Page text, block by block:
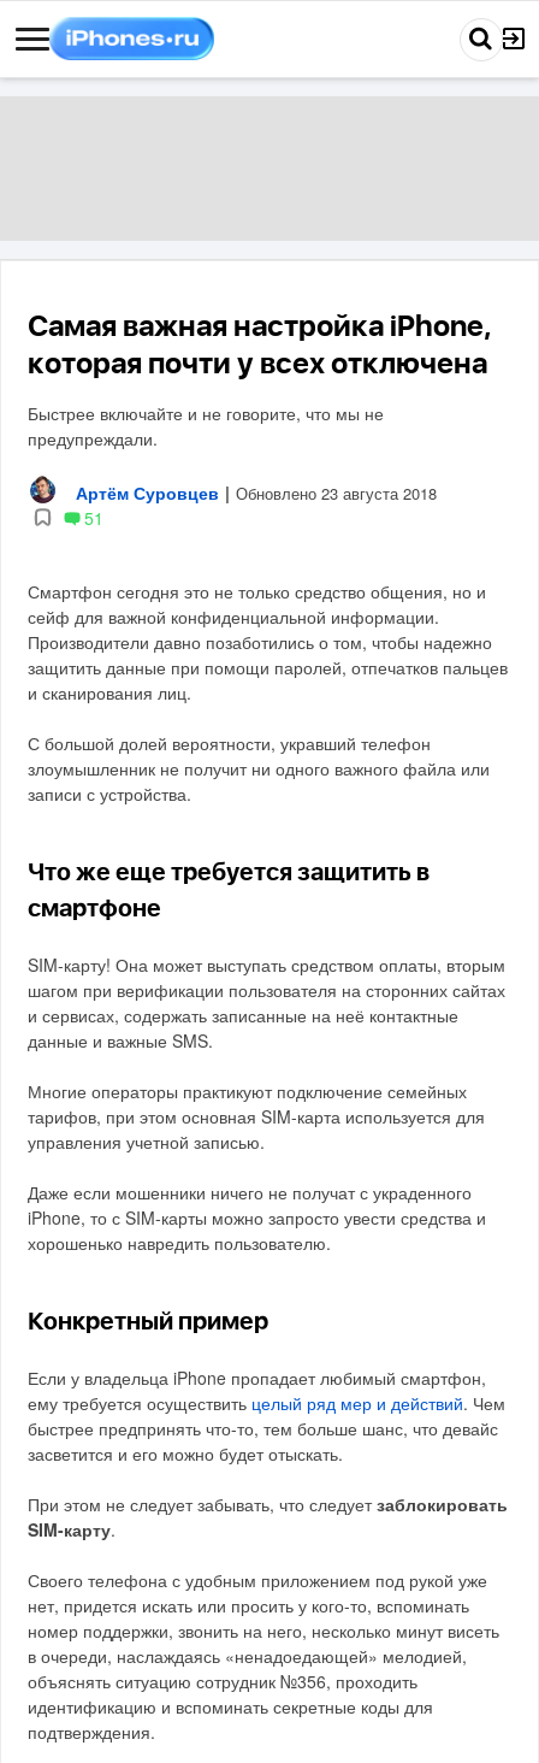
Самая важная настройка iPhone,
которая почти у всех отключена
Быстрее включайте и не говорите, что мы не
предупреждали.
Артём Суровцев | Обновлено 23 августа 2018
51
Смартфон сегодня это не только средство общения, но и
сейф для важной конфиденциальной информации.
Производители давно позаботились о том, чтобы надежно
защитить данные при помощи паролей, отпечатков пальцев
и сканирования лиц.
С большой долей вероятности, укравший телефон
злоумышленник не получит ни одного важного файла или
записи с устройства.
Что же еще требуется защитить в
смартфоне
SIM-карту! Она может выступать средством оплаты, вторым
шагом при верификации пользователя на сторонних сайтах
и сервисах, содержать записанные на неё контактные
данные и важные SMS.
Многие операторы практикуют подключение семейных
тарифов, при этом основная SIM-карта используется для
управления учетной записью.
Даже если мошенники ничего не получат с украденного
iPhone, то с SIM-карты можно запросто увести средства и
хорошенько навредить пользователю.
Конкретный пример
Если у владельца iPhone пропадает любимый смартфон,
ему требуется осуществить целый ряд мер и действий. Чем
быстрее предпринять что-то, тем больше шанс, что девайс
засветится и его можно будет отыскать.
При этом не следует забывать, что следуетзаблокировать
SIM-карту.
Своего телефона с удобным приложением под рукой уже
нет, придется искать или просить у кого-то, вспоминать
номер поддержки, звонить на него, несколько минут висеть
в очереди, наслаждаясь «ненадоедающей» мелодией,
объяснять ситуацию сотрудник №356, проходить
идентификацию и вспоминать секретные коды для
подтверждения.